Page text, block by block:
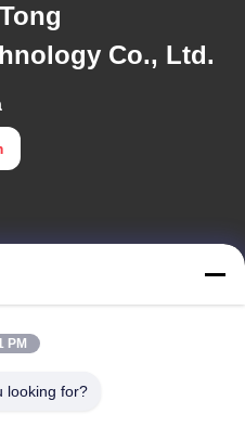
Co., Ltd.
and Technology Park,
PM
looking for?